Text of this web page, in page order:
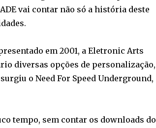
vai contar não só a história deste
em 2001, a Eletronic Arts
diversas opções de personalização,
o Need For Speed Underground,
tempo, sem contar os downloads do